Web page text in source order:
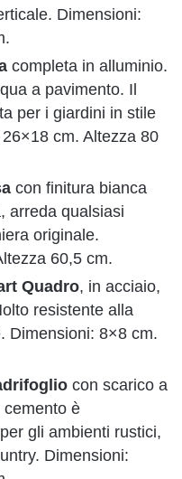
Dimensioni:
completa in alluminio.
a pavimento. Il
per i giardini in stile
cm. Altezza 80
con finitura bianca
arreda qualsiasi
originale.
60,5 cm.
Quadro, in acciaio,
resistente alla
Dimensioni: 8×8 cm.
con scarico a
cemento è
gli ambienti rustici,
Dimensioni: